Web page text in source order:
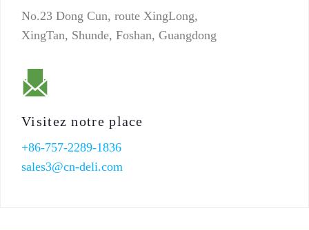
No.23 Dong Cun, route XingLong,
XingTan, Shunde, Foshan, Guangdong
Visitez notre place
+86-757-2289-1836
sales3@cn-deli.com